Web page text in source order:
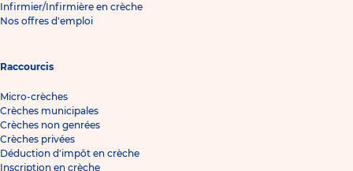
Infirmier/Infirmière en crèche
Nos offres d'emploi
Raccourcis
Micro-crèches
Crèches municipales
Crèches non genrées
Crèches privées
Déduction d'impôt en crèche
Inscription en crèche